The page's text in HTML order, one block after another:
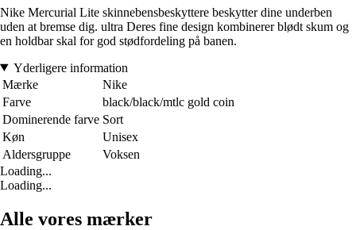
Nike Mercurial Lite skinnebensbeskyttere beskytter dine underben
uden at bremse dig. ultra Deres fine design kombinerer blødt skum og
en holdbar skal for god stødfordeling på banen.
Yderligere information
Mærke
Nike
Farve
black/black/mtlc gold coin
Dominerende farve Sort
Køn
Unisex
Aldersgruppe
Voksen
Loading...
Loading...
Alle vores mærker